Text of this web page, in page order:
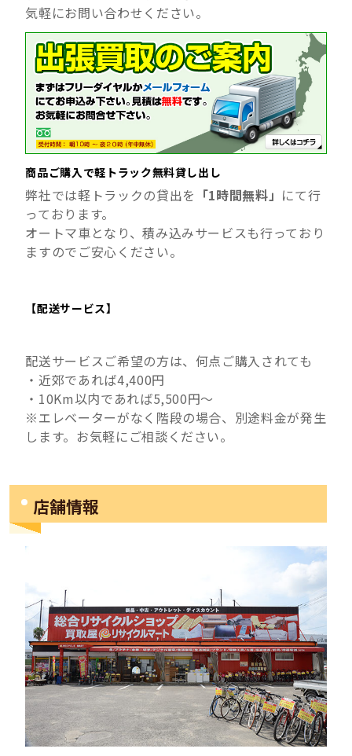
気軽にお問い合わせください。
商品ご購入で軽トラック無料貸し出し
弊社では軽トラックの貸出を 「1時間無料」 にて行
っております。
オートマ車となり、積み込みサービスも行っており
ますのでご安心ください。
【配送サービス】
配送サービスご希望の方は、何点ご購入されても
・近郊であれば4,400円
・10Km以内であれば5,500円～
※エレベーターがなく階段の場合、別途料金が発生
します。お気軽にご相談ください。
店舗情報